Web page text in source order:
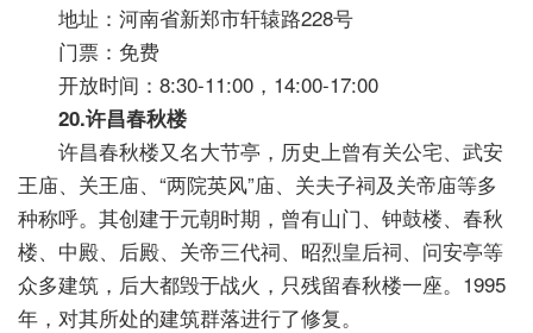
地址：河南省新郑市轩辕路228号
门票：免费
开放时间：8:30-11:00，14:00-17:00
20.许昌春秋楼
许昌春秋楼又名大节亭，历史上曾有关公宅、武安
王庙、关王庙、“两院英风”庙、关夫子祠及关帝庙等多
种称呼。其创建于元朝时期，曾有山门、钟鼓楼、春秋
楼、中殿、后殿、关帝三代祠、昭烈皇后祠、问安亭等
众多建筑，后大都毁于战火，只残留春秋楼一座。1995
年，对其所处的建筑群落进行了修复。